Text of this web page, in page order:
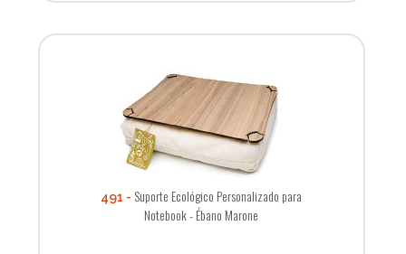
491
Suporte Ecológico Personalizado para
Notebook - Ébano Marone